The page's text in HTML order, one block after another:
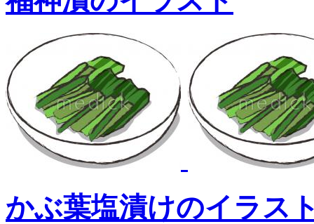
かぶ葉塩漬けのイラス